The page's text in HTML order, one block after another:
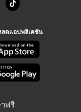
ดแอปพลิเคชัน
ฟรี